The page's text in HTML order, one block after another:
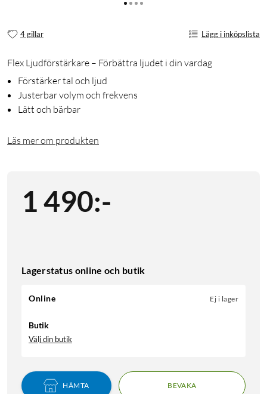
4 gillar Lägg i inköpslista
Flex Ljudförstärkare – Förbättra ljudet i din vardag
Förstärker tal och ljud
Justerbar volym och frekvens
Lätt och bärbar
Läs mer om produkten
1 490:-
Lagerstatus online och butik
Online Ej i lager
Butik
Välj din butik
HÄMTA BEVAKA